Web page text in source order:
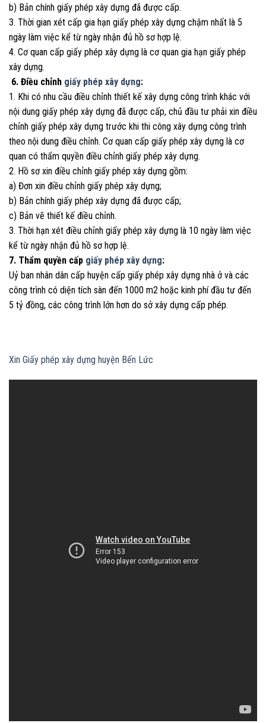
b) Bản chính giấy phép xây dựng đã được cấp.
3. Thời gian xét cấp gia hạn giấy phép xây dựng chậm nhất là 5
ngày làm việc kể từ ngày nhận đủ hồ sơ hợp lệ.
4. Cơ quan cấp giấy phép xây dựng là cơ quan gia hạn giấy phép
xây dựng.
6. Điều chỉnh giấy phép xây dựng:
1. Khi có nhu cầu điều chỉnh thiết kế xây dựng công trình khác với
nội dung giấy phép xây dựng đã được cấp, chủ đầu tư phải xin điều
chỉnh giấy phép xây dựng trước khi thi công xây dựng công trình
theo nội dung điều chỉnh. Cơ quan cấp giấy phép xây dựng là cơ
quan có thẩm quyền điều chỉnh giấy phép xây dựng.
2. Hồ sơ xin điều chỉnh giấy phép xây dựng gồm:
a) Đơn xin điều chỉnh giấy phép xây dựng;
b) Bản chính giấy phép xây dựng đã được cấp;
c) Bản vẽ thiết kế điều chỉnh.
3. Thời hạn xét điều chỉnh giấy phép xây dựng là 10 ngày làm việc
kể từ ngày nhận đủ hồ sơ hợp lệ.
7. Thẩm quyền cấp giấy phép xây dựng:
Uỷ ban nhân dân cấp huyện cấp giấy phép xây dựng nhà ở và các
công trình có diện tích sàn đến 1000 m2 hoặc kinh phí đầu tư đến
5 tỷ đồng, các công trình lớn hơn do sở xây dựng cấp phép.
Xin Giấy phép xây dựng huyện Bến Lức